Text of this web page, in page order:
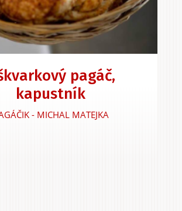
pagáč,
kapustník
- MICHAL MATEJKA